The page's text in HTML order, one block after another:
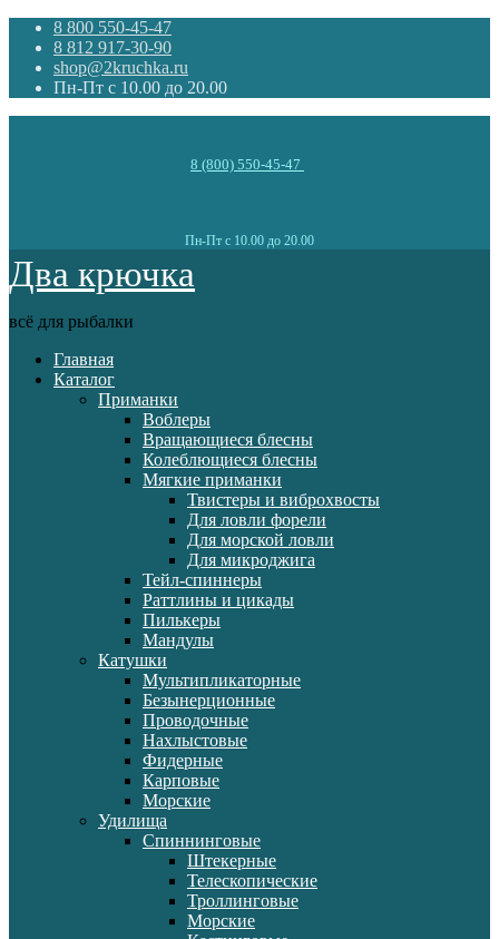
8 800 550-45-47
8 812 917-30-90
shop@2kruchka.ru
Пн-Пт с 10.00 до 20.00
8 (800) 550-45-47
Пн-Пт с 10.00 до 20.00
Два крючка
всё для рыбалки
Главная
Каталог
Приманки
Воблеры
Вращающиеся блесны
Колеблющиеся блесны
Мягкие приманки
Твистеры и виброхвосты
Для ловли форели
Для морской ловли
Для микроджига
Тейл-спиннеры
Раттлины и цикады
Пилькеры
Мандулы
Катушки
Мультипликаторные
Безынерционные
Проводочные
Нахлыстовые
Фидерные
Карповые
Морские
Удилища
Спиннинговые
Штекерные
Телескопические
Троллинговые
Морские